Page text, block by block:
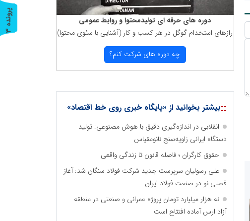
دوره های حرفه ای تولیدمحتوا و روابط عمومی
رازهای استخدام گوگل در هر كسب و كار (آشنایی با سئوی محتوا)
چه دوره های شركت كنم؟
::بیشتر بخوانید از «پایگاه خبری روی خط اقتصاد»
انقلابی در اندازه‌گیری دقیق با هوش مصنوعی: تولید
دستگاه ایرانی زاویه‌سنج نانومقیاس
حقوق کارگران ؛ فاصله قانون تا زندگی واقعی
علی رسولیان سرپرست جدید شرکت فولاد سنگان شد: آغاز
فصلی نو در صنعت فولاد ایران
نه هزار میلیارد تومان پروژه عمرانی و صنعتی در منطقه
آزاد ارس آماده افتتاح است
پ
ر
و
ن
د
ه
3